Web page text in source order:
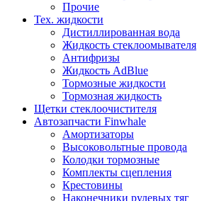
Прочие
Тех. жидкости
Дистиллированная вода
Жидкость стеклоомывателя
Антифризы
Жидкость AdBlue
Тормозные жидкости
Тормозная жидкость
Щетки стеклоочистителя
Автозапчасти Finwhale
Амортизаторы
Высоковольтные провода
Колодки тормозные
Комплекты сцепления
Крестовины
Наконечники рулевых тяг